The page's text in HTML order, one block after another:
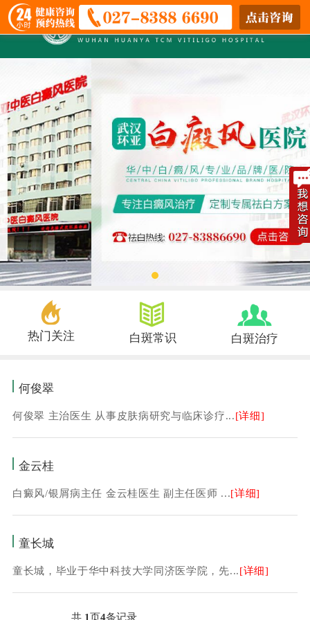
热门关注 白斑常识 白斑治疗
何俊翠
何俊翠 主治医生 从事皮肤病研究与临床诊疗...[详细]
金云桂
白癜风/银屑病主任 金云桂医生 副主任医师 ...[详细]
童长城
童长城，毕业于华中科技大学同济医学院，先...[详细]
共 1页4条记录